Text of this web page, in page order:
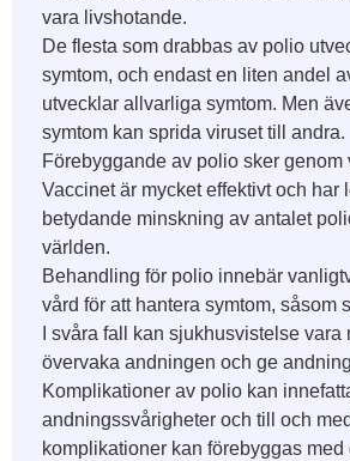
vara livshotande.
De flesta som drabbas av polio
symtom, och endast en liten andel
utvecklar allvarliga symtom. Men
symtom kan sprida viruset till andra.
Förebyggande av polio sker genom
Vaccinet är mycket effektivt och har
betydande minskning av antalet
världen.
Behandling för polio innebär
vård för att hantera symtom, såsom
I svåra fall kan sjukhusvistelse
övervaka andningen och ge
Komplikationer av polio kan
andningssvårigheter och till och
komplikationer kan förebyggas med